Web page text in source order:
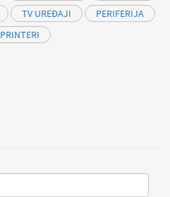
TV UREĐAJI
PERIFERIJA
PRINTERI